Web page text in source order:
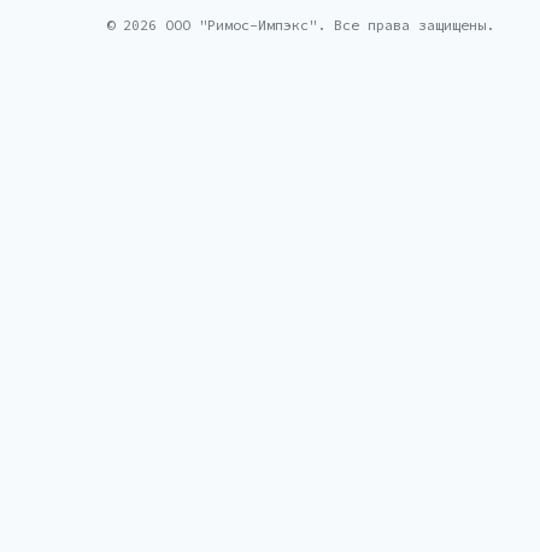
© 2026 ООО "Римос-Импэкс". Все права защищены.